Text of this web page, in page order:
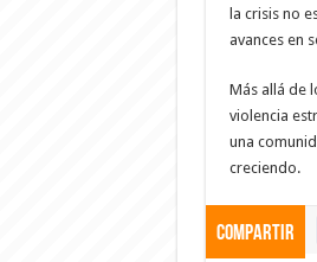
la crisis no
avances en
Más allá de
violencia
una
creciendo.
Compartir